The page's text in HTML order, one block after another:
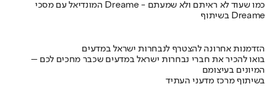
המונדיאל עם מסכי Dreame - כמו שעוד לא ראיתם ולא שמעתם
בשיתוף Dreame
הזדמנות אחרונה להצטרף לנבחרות ישראל במדעים
בואו להכיר את חברי נבחרות ישראל במדעים שכבר מחכים לכם –
המיונים בעיצומם
בשיתוף מרכז מדעני העתיד